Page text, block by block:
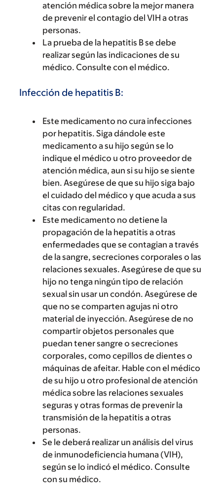
atención médica sobre la mejor manera
de prevenir el contagio del VIH a otras
personas.
La prueba de la hepatitis B se debe
realizar según las indicaciones de su
médico. Consulte con el médico.
Infección de hepatitis B:
Este medicamento no cura infecciones
por hepatitis. Siga dándole este
medicamento a su hijo según se lo
indique el médico u otro proveedor de
atención médica, aun si su hijo se siente
bien. Asegúrese de que su hijo siga bajo
el cuidado del médico y que acuda a sus
citas con regularidad.
Este medicamento no detiene la
propagación de la hepatitis a otras
enfermedades que se contagian a través
de la sangre, secreciones corporales o las
relaciones sexuales. Asegúrese de que su
hijo no tenga ningún tipo de relación
sexual sin usar un condón. Asegúrese de
que no se comparten agujas ni otro
material de inyección. Asegúrese de no
compartir objetos personales que
puedan tener sangre o secreciones
corporales, como cepillos de dientes o
máquinas de afeitar. Hable con el médico
de su hijo u otro profesional de atención
médica sobre las relaciones sexuales
seguras y otras formas de prevenir la
transmisión de la hepatitis a otras
personas.
Se le deberá realizar un análisis del virus
de inmunodeficiencia humana (VIH),
según se lo indicó el médico. Consulte
con su médico.